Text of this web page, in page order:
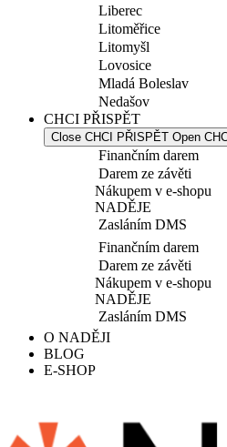
Liberec
Litoměřice
Litomyšl
Lovosice
Mladá Boleslav
Nedašov
CHCI PŘISPĚT
Close CHCI PŘISPĚT Open
Finančním darem
Darem ze závěti
Nákupem v e-shopu
NADĚJE
Zasláním DMS
Finančním darem
Darem ze závěti
Nákupem v e-shopu
NADĚJE
Zasláním DMS
O NADĚJI
BLOG
E-SHOP